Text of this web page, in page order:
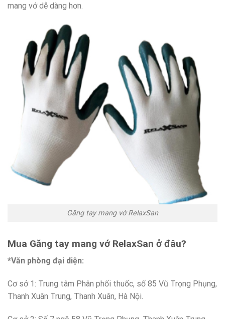
mang vớ dễ dàng hơn.
Găng tay mang vớ RelaxSan
Mua Găng tay mang vớ RelaxSan ở đâu?
*Văn phòng đại diện:
Cơ sở 1: Trung tâm Phân phối thuốc, số 85 Vũ Trọng Phụng,
Thanh Xuân Trung, Thanh Xuân, Hà Nội.